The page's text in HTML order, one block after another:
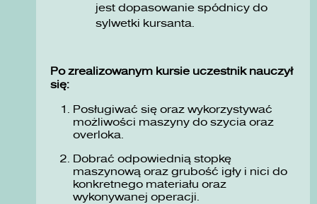
jest dopasowanie spódnicy do
sylwetki kursanta.
Po zrealizowanym kursie uczestnik nauczył
się:
Posługiwać się oraz wykorzystywać
możliwości maszyny do szycia oraz
overloka.
Dobrać odpowiednią stopkę
maszynową oraz grubość igły i nici do
konkretnego materiału oraz
wykonywanej operacji.